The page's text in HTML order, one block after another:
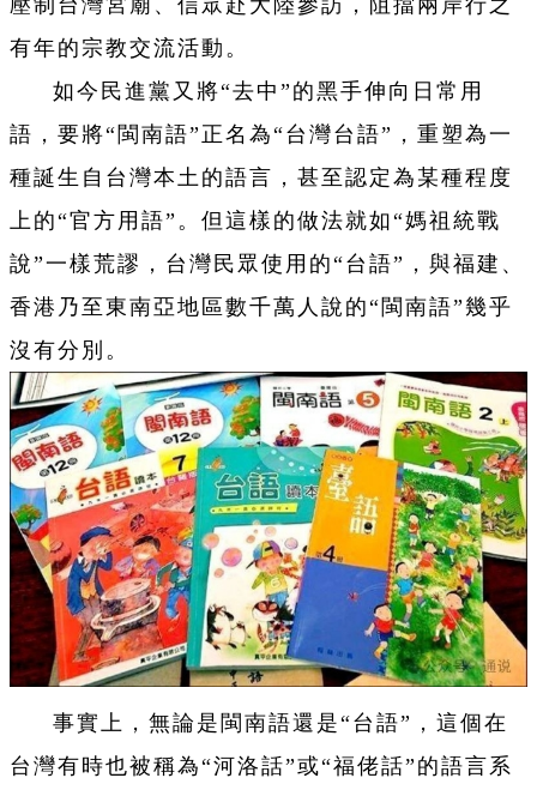
壓制台灣宮廟、信眾赴大陸參訪，阻擋兩岸行之
有年的宗教交流活動。
如今民進黨又將“去中”的黑手伸向日常用
語，要將“閩南語”正名為“台灣台語”，重塑為一
種誕生自台灣本土的語言，甚至認定為某種程度
上的“官方用語”。但這樣的做法就如“媽祖統戰
說”一樣荒謬，台灣民眾使用的“台語”，與福建、
香港乃至東南亞地區數千萬人說的“閩南語”幾乎
沒有分別。
事實上，無論是閩南語還是“台語”，這個在
台灣有時也被稱為“河洛話”或“福佬話”的語言系